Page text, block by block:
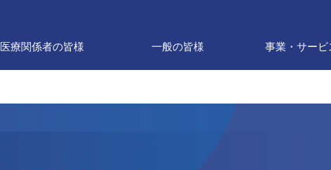
医療関係者の皆様 一般の皆様 事業・サービ